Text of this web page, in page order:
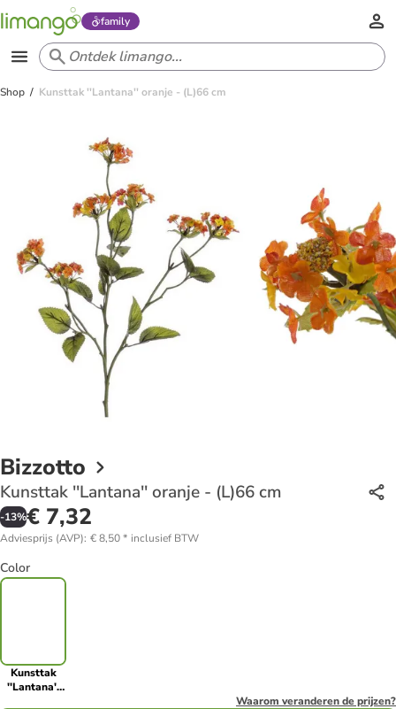
family
Shop Kunsttak ''Lantana'' oranje - (L)66 cm
Bizzotto
Kunsttak ''Lantana'' oranje - (L)66 cm
-13%€ 7,32
Adviesprijs (AVP): € 8,50* inclusief BTW
Color
Kunsttak
''Lantana''
Waarom veranderen de prijzen?